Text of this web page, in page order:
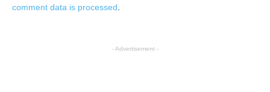
comment data is processed
- Advertisement -